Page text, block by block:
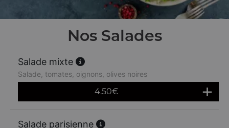
Nos Salades
Salade mixte
Salade, tomates, oignons, olives noires
4.50€
Salade parisienne